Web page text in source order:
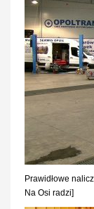
Prawidłowe
Na Osi radzi]